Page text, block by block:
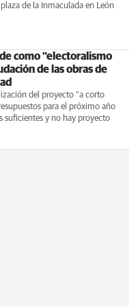
de la Inmaculada en León
como "electoralismo
de las obras de
del proyecto “a corto
para el próximo año
suficientes y no hay proyecto